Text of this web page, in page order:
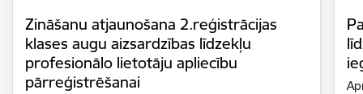
Zināšanu atjaunošana 2.reģistrācijas
klases augu aizsardzības līdzekļu
profesionālo lietotāju apliecību
pārreģistrēšanai